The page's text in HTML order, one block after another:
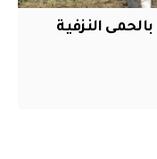
313 إصابة بالحمى النزفية